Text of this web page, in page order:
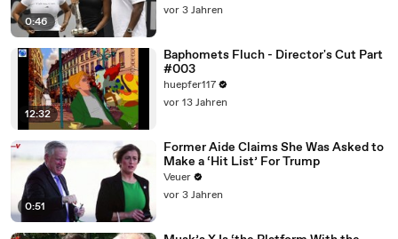
0:46
vor 3 Jahren
12:32
Baphomets Fluch - Director's Cut Part
#003
huepfer117
vor 13 Jahren
0:51
Former Aide Claims She Was Asked to
Make a ‘Hit List’ For Trump
Veuer
vor 3 Jahren